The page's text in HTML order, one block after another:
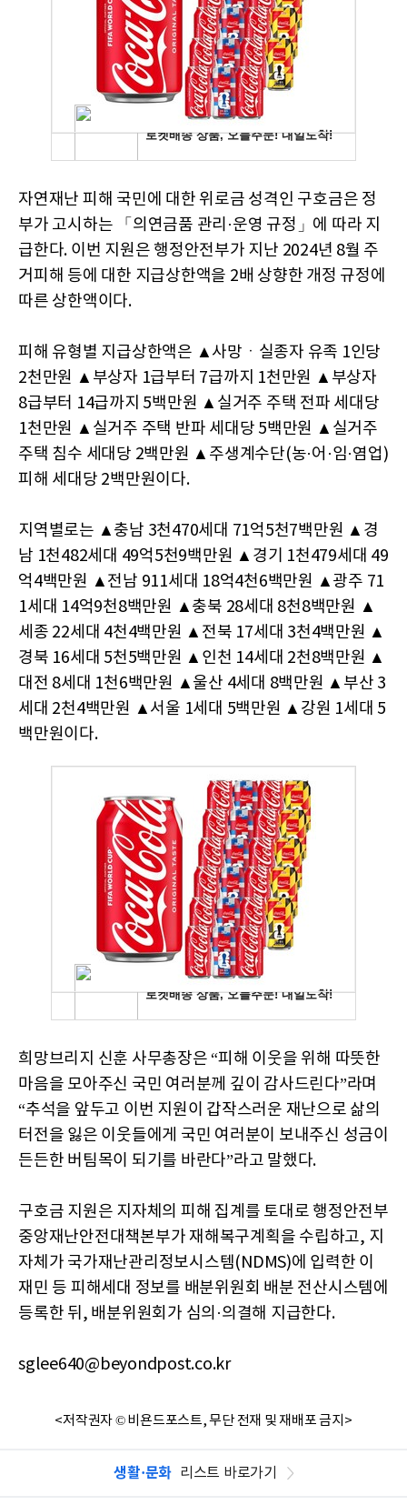
자연재난 피해 국민에 대한 위로금 성격인 구호금은 정
부가 고시하는 「의연금품 관리·운영 규정」에 따라 지
급한다. 이번 지원은 행정안전부가 지난 2024년 8월 주
거피해 등에 대한 지급상한액을 2배 상향한 개정 규정에
따른 상한액이다.
피해 유형별 지급상한액은 ▲사망ㆍ실종자 유족 1인당
2천만원 ▲부상자 1급부터 7급까지 1천만원 ▲부상자
8급부터 14급까지 5백만원 ▲실거주 주택 전파 세대당
1천만원 ▲실거주 주택 반파 세대당 5백만원 ▲실거주
주택 침수 세대당 2백만원 ▲주생계수단(농·어·임·염업)
피해 세대당 2백만원이다.
지역별로는 ▲충남 3천470세대 71억5천7백만원 ▲경
남 1천482세대 49억5천9백만원 ▲경기 1천479세대 49
억4백만원 ▲전남 911세대 18억4천6백만원 ▲광주 71
1세대 14억9천8백만원 ▲충북 28세대 8천8백만원 ▲
세종 22세대 4천4백만원 ▲전북 17세대 3천4백만원 ▲
경북 16세대 5천5백만원 ▲인천 14세대 2천8백만원 ▲
대전 8세대 1천6백만원 ▲울산 4세대 8백만원 ▲부산 3
세대 2천4백만원 ▲서울 1세대 5백만원 ▲강원 1세대 5
백만원이다.
희망브리지 신훈 사무총장은 “피해 이웃을 위해 따뜻한
마음을 모아주신 국민 여러분께 깊이 감사드린다”라며
“추석을 앞두고 이번 지원이 갑작스러운 재난으로 삶의
터전을 잃은 이웃들에게 국민 여러분이 보내주신 성금이
든든한 버팀목이 되기를 바란다”라고 말했다.
구호금 지원은 지자체의 피해 집계를 토대로 행정안전부
중앙재난안전대책본부가 재해복구계획을 수립하고, 지
자체가 국가재난관리정보시스템(NDMS)에 입력한 이
재민 등 피해세대 정보를 배분위원회 배분 전산시스템에
등록한 뒤, 배분위원회가 심의·의결해 지급한다.
sglee640@beyondpost.co.kr
<저작권자 © 비욘드포스트, 무단 전재 및 재배포 금지>
생활·문화 리스트 바로가기